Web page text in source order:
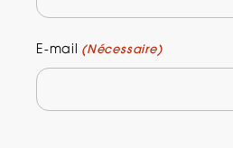
E-mail (Nécessaire)